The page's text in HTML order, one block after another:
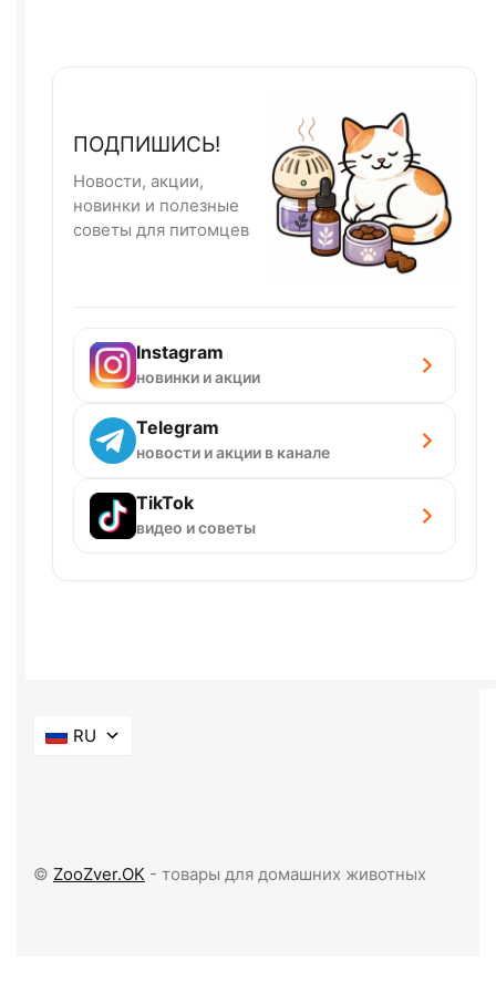
ПОДПИШИСЬ!
Новости, акции,
новинки и полезные
советы для питомцев
Instagram
новинки и акции
Telegram
новости и акции в канале
TikTok
видео и советы
RU
© ZooZver.OK - товары для домашних животных